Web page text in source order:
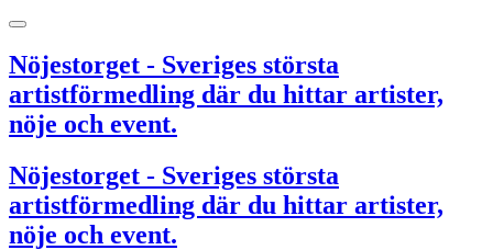
Nöjestorget - Sveriges största
artistförmedling där du hittar artister,
nöje och event.
Nöjestorget - Sveriges största
artistförmedling där du hittar artister,
nöje och event.